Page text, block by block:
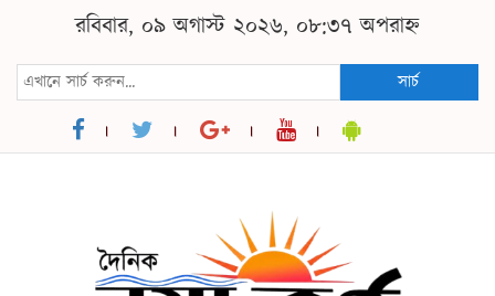
রবিবার, ০৯ অগাস্ট ২০২৬, ০৮:৩৭ অপরাহ্ন
সার্চ